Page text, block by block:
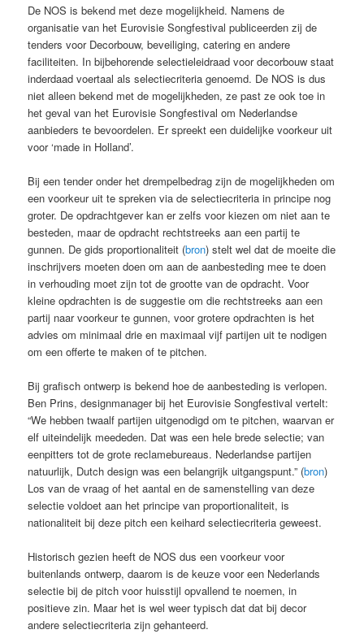
De NOS is bekend met deze mogelijkheid. Namens de
organisatie van het Eurovisie Songfestival publiceerden zij de
tenders voor Decorbouw, beveiliging, catering en andere
faciliteiten. In bijbehorende selectieleidraad voor decorbouw staat
inderdaad voertaal als selectiecriteria genoemd. De NOS is dus
niet alleen bekend met de mogelijkheden, ze past ze ook toe in
het geval van het Eurovisie Songfestival om Nederlandse
aanbieders te bevoordelen. Er spreekt een duidelijke voorkeur uit
voor ‘made in Holland’.
Bij een tender onder het drempelbedrag zijn de mogelijkheden om
een voorkeur uit te spreken via de selectiecriteria in principe nog
groter. De opdrachtgever kan er zelfs voor kiezen om niet aan te
besteden, maar de opdracht rechtstreeks aan een partij te
gunnen. De gids proportionaliteit (bron) stelt wel dat de moeite die
inschrijvers moeten doen om aan de aanbesteding mee te doen
in verhouding moet zijn tot de grootte van de opdracht. Voor
kleine opdrachten is de suggestie om die rechtstreeks aan een
partij naar voorkeur te gunnen, voor grotere opdrachten is het
advies om minimaal drie en maximaal vijf partijen uit te nodigen
om een offerte te maken of te pitchen.
Bij grafisch ontwerp is bekend hoe de aanbesteding is verlopen.
Ben Prins, designmanager bij het Eurovisie Songfestival vertelt:
“We hebben twaalf partijen uitgenodigd om te pitchen, waarvan er
elf uiteindelijk meededen. Dat was een hele brede selectie; van
eenpitters tot de grote reclamebureaus. Nederlandse partijen
natuurlijk, Dutch design was een belangrijk uitgangspunt.” (bron)
Los van de vraag of het aantal en de samenstelling van deze
selectie voldoet aan het principe van proportionaliteit, is
nationaliteit bij deze pitch een keihard selectiecriteria geweest.
Historisch gezien heeft de NOS dus een voorkeur voor
buitenlands ontwerp, daarom is de keuze voor een Nederlands
selectie bij de pitch voor huisstijl opvallend te noemen, in
positieve zin. Maar het is wel weer typisch dat dat bij decor
andere selectiecriteria zijn gehanteerd.